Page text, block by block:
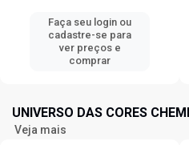
Faça seu login ou
cadastre-se para
ver preços e
comprar
UNIVERSO DAS CORES
Veja mais